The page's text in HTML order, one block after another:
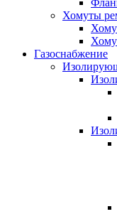
Хомуты
Газоснабжение